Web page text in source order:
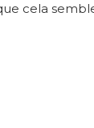
cela